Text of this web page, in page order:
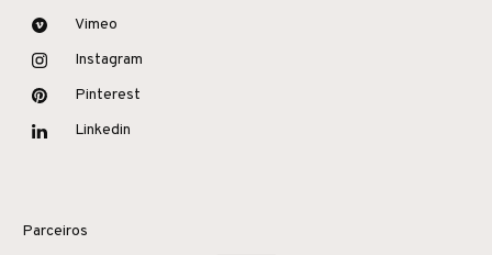
Vimeo
Instagram
Pinterest
Linkedin
Parceiros